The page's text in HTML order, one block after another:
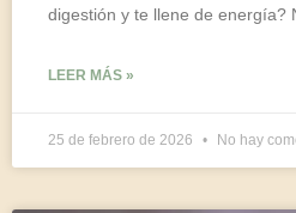
digestión y te llene de energía?
LEER MÁS »
25 de febrero de 2026 No hay